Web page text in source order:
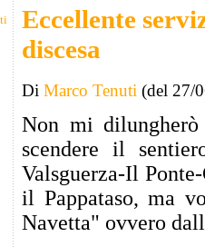
Eccellente
discesa
Di Marco Tenuti (del 27/
Non mi
scendere il
Valsguerza-Il
il Pappataso, ma
Navetta" ovvero